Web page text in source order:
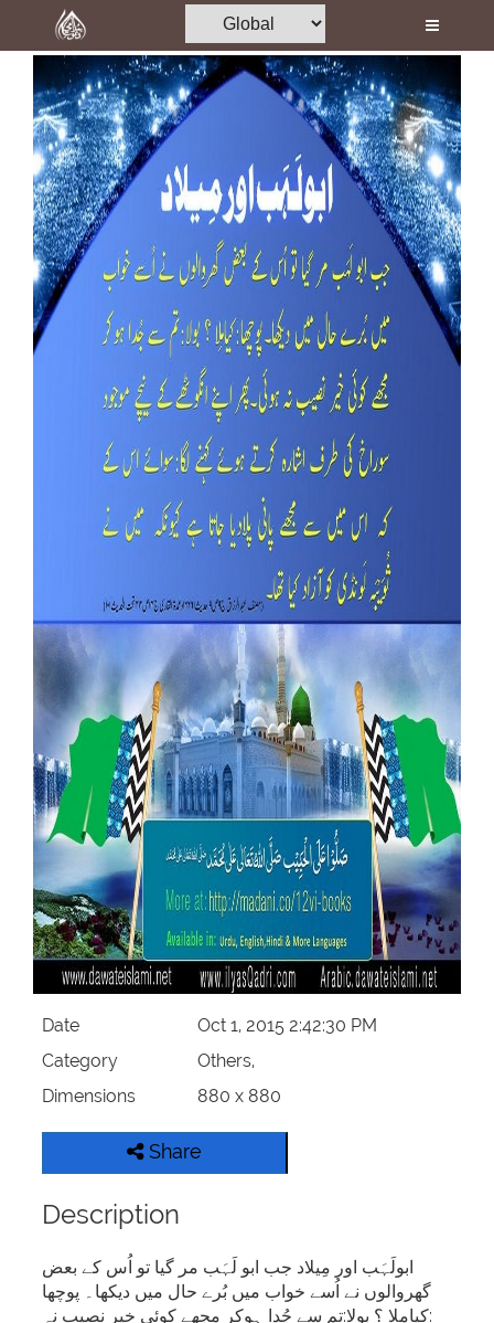
Home
Al-Quran
Books
Media
Madani Channel
Volunteer Portal
Rohani Ilaj
Donation
Our Websites
Date
Oct 1, 2015 2:42:30 PM
Category
Others,
Dimensions
880 x 880
Share
Description
ابولَہَب اور مِیلاد جب ابو لَہَب مر گیا تو اُس کے بعض
گھروالوں نے اُسے خواب میں بُرے حال میں دیکھا۔ پوچھا
:کیامِلا ؟ بولا:تم سے جُدا ہوکر مجھے کوئی خیر نصیب نہ